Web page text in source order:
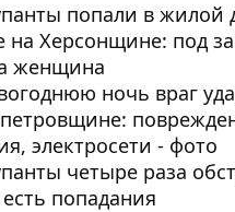
попали в жилой
на Херсонщине: под
женщина
ночь враг
электросети - фото
четыре раза
есть попадания